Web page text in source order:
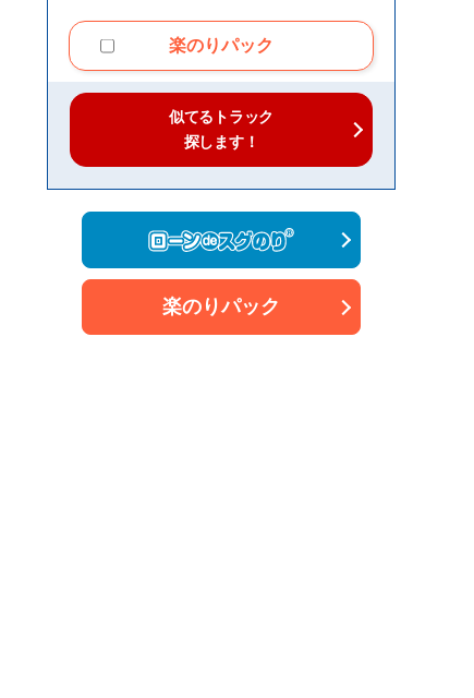
楽のりパック
似てるトラック
探します！
楽のりパック